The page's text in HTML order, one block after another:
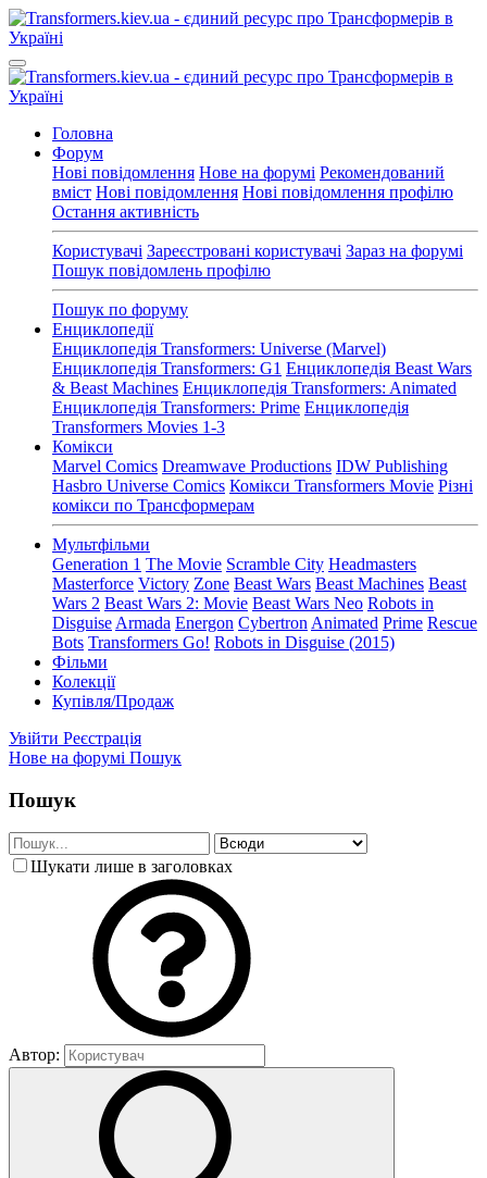
Головна
Форум
Нові повідомлення Нове на форумі Рекомендований
вміст Нові повідомлення Нові повідомлення профілю
Остання активність
Користувачі Зареєстровані користувачі Зараз на форумі
Пошук повідомлень профілю
Пошук по форуму
Енциклопедії
Енциклопедія Transformers: Universe (Marvel)
Енциклопедія Transformers: G1 Енциклопедія Beast Wars
& Beast Machines Енциклопедія Transformers: Animated
Енциклопедія Transformers: Prime Енциклопедія
Transformers Movies 1-3
Комікси
Marvel Comics Dreamwave Productions IDW Publishing
Hasbro Universe Comics Комікси Transformers Movie Різні
комікси по Трансформерам
Мультфільми
Generation 1 The Movie Scramble City Headmasters
Masterforce Victory Zone Beast Wars Beast Machines Beast
Wars 2 Beast Wars 2: Movie Beast Wars Neo Robots in
Disguise Armada Energon Cybertron Animated Prime Rescue
Bots Transformers Go! Robots in Disguise (2015)
Фільми
Колекції
Купівля/Продаж
Увійти Реєстрація
Нове на форумі Пошук
Пошук
Шукати лише в заголовках
Автор: